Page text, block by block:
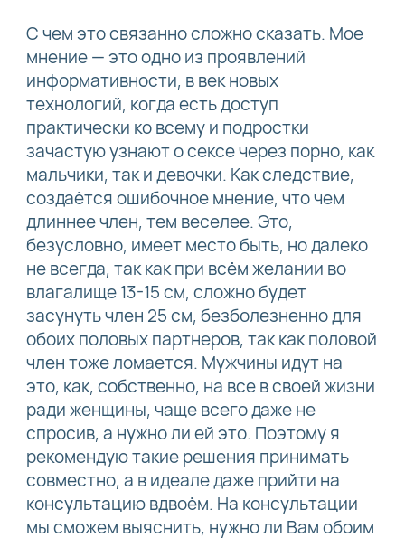
С чем это связанно сложно сказать. Мое
мнение — это одно из проявлений
информативности, в век новых
технологий, когда есть доступ
практически ко всему и подростки
зачастую узнают о сексе через порно, как
мальчики, так и девочки. Как следствие,
создаётся ошибочное мнение, что чем
длиннее член, тем веселее. Это,
безусловно, имеет место быть, но далеко
не всегда, так как при всём желании во
влагалище 13-15 см, сложно будет
засунуть член 25 см, безболезненно для
обоих половых партнеров, так как половой
член тоже ломается. Мужчины идут на
это, как, собственно, на все в своей жизни
ради женщины, чаще всего даже не
спросив, а нужно ли ей это. Поэтому я
рекомендую такие решения принимать
совместно, а в идеале даже прийти на
консультацию вдвоём. На консультации
мы сможем выяснить, нужно ли Вам обоим